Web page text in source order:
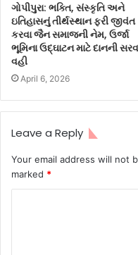
ગોપીપુરા: ભક્તિ, સંસ્કૃતિ અને
ઇતિહાસનું તીર્થસ્થાન ફરી જીવંત
કરવા જૈન સમાજની નેમ, ઉર્જા
ભૂમિના ઉદ્ઘાટન માટે દાનની
વહી
April 6, 2026
Leave a Reply
Your email address will not
marked *